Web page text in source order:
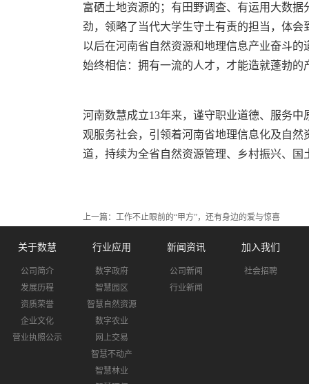
富硒土地资源的；有田野调查、有运用大数
劲，领略了当代大学生守土有责的担当，体
以后在河南省自然资源和地理信息产业奋斗
始终相信：拥有一流的人才，才能造就蓬勃的
河南数慧成立13年来，谨守职业道德、服务
观服务社会，引领着河南省地理信息化及自
道，持续为全省自然资源管理、乡村振兴、
上一篇： 工作不止眼前的“甲方”，还有身边的爱与惊喜
关于数慧
公司简介
发展历程
资质荣誉
企业文化
营业执照公示
行业应用
数字政府
智慧园区
智慧自然资源
数字农业
网上交易
智慧不动产
智慧林业
新闻资讯
公司新闻
行业新闻
加入我们
社会招聘